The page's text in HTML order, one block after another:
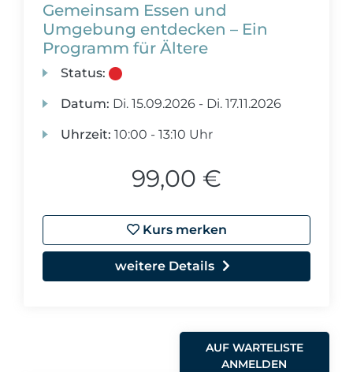
Gemeinsam Essen und
Umgebung entdecken – Ein
Programm für Ältere
Status:
Datum: Di. 15.09.2026 - Di. 17.11.2026
Uhrzeit: 10:00 - 13:10 Uhr
99,00 €
Kurs merken
weitere Details
AUF WARTELISTE
ANMELDEN